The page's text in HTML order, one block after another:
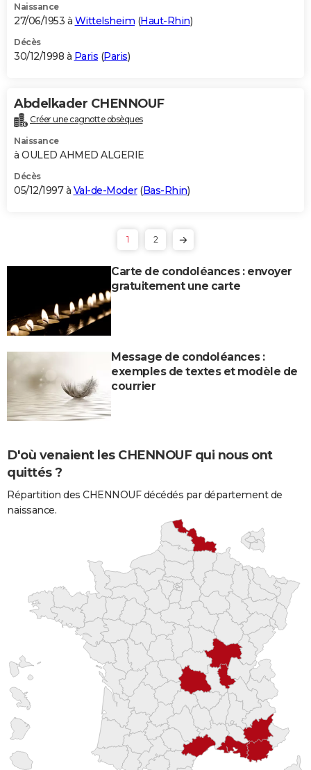
Naissance
27/06/1953 à Wittelsheim (Haut-Rhin)
Décès
30/12/1998 à Paris (Paris)
Abdelkader CHENNOUF
Créer une cagnotte obsèques
Naissance
à OULED AHMED ALGERIE
Décès
05/12/1997 à Val-de-Moder(Bas-Rhin)
1 2
Carte de condoléances : envoyer
gratuitement une carte
Message de condoléances :
exemples de textes et modèle de
courrier
D'où venaient les CHENNOUF qui nous ont
quittés ?
Répartition des CHENNOUF décédés par département de
naissance.